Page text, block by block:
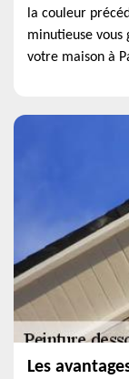
la couleur
minutieuse
votre maison à
Les